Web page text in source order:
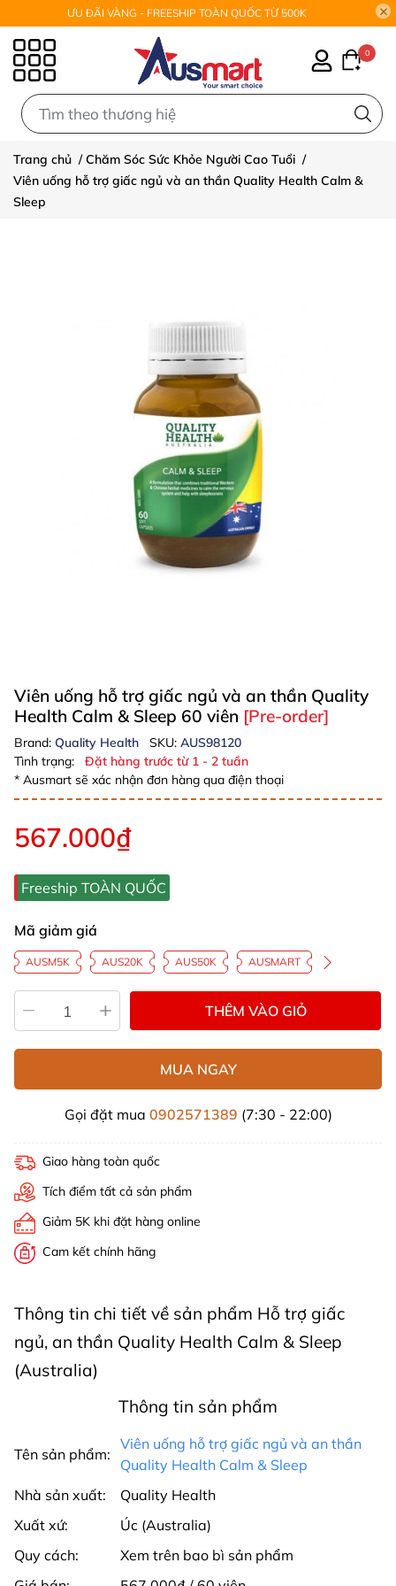
ƯU ĐÃI VÀNG - FREESHIP TOÀN QUỐC TỪ 500K
0
Trang chủ /Chăm Sóc Sức Khỏe Người Cao Tuổi /
Viên uống hỗ trợ giấc ngủ và an thần Quality Health Calm &
Sleep
Viên uống hỗ trợ giấc ngủ và an thần Quality
Health Calm & Sleep 60 viên [Pre-order]
Brand: Quality Health SKU: AUS98120
Tình trạng:
Đặt hàng trước từ 1 - 2 tuần
* Ausmart sẽ xác nhận đơn hàng qua điện thoại
567.000₫
Freeship TOÀN QUỐC
Mã giảm giá
AUSM5K AUS20K AUS50K AUSMART
THÊM VÀO GIỎ
MUA NGAY
Gọi đặt mua 0902571389 (7:30 - 22:00)
Giao hàng toàn quốc
Tích điểm tất cả sản phẩm
Giảm 5K khi đặt hàng online
Cam kết chính hãng
Thông tin chi tiết về sản phẩm Hỗ trợ giấc
ngủ, an thần Quality Health Calm & Sleep
(Australia)
Thông tin sản phẩm
Tên sản phẩm:
Viên uống hỗ trợ giấc ngủ và an thần
Quality Health Calm & Sleep
Nhà sản xuất:
Quality Health
Xuất xứ:
Úc (Australia)
Quy cách:
Xem trên bao bì sản phẩm